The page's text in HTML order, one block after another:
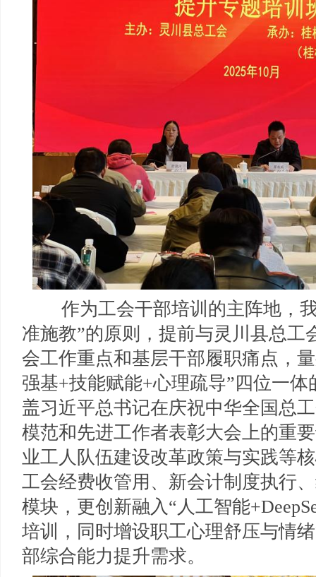
作为工会干部培训的主阵地，我
准施教”的原则，提前与灵川县总工
会工作重点和基层干部履职痛点，
强基+技能赋能+心理疏导”四位一
盖习近平总书记在庆祝中华全国总
模范和先进工作者表彰大会上的重
业工人队伍建设改革政策与实践等
工会经费收管用、新会计制度执行
模块，更创新融入“人工智能
培训，同时增设职工心理舒压与情
部综合能力提升需求。